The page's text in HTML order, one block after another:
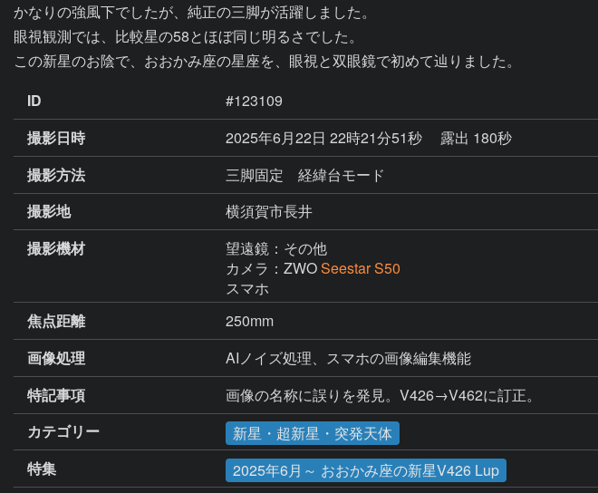
かなりの強風下でしたが、純正の三脚が活躍しました。
眼視観測では、比較星の58とほぼ同じ明るさでした。
この新星のお陰で、おおかみ座の星座を、眼視と双眼鏡で初めて辿りました。
ID
#123109
撮影日時
2025年6月22日 22時21分51秒
露出 180秒
撮影方法
三脚固定 経緯台モード
撮影地
横須賀市長井
撮影機材
望遠鏡：その他
カメラ：ZWOSeestar S50
スマホ
焦点距離
250mm
画像処理
AIノイズ処理、スマホの画像編集機能
特記事項
画像の名称に誤りを発見。V426→V462に訂正。
カテゴリー
新星・超新星・突発天体
特集
2025年6月～ おおかみ座の新星V426 Lup